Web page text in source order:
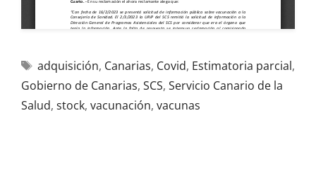
adquisición, Canarias, Covid, Estimatoria parcial,
Gobierno de Canarias, SCS, Servicio Canario de la
Salud, stock, vacunación, vacunas